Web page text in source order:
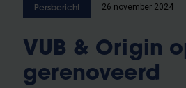
Persbericht 26 november 2024
VUB & Origin
gerenoveerd